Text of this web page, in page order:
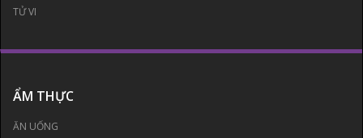
TỬ VI
ẨM THỰC
ĂN UỐNG